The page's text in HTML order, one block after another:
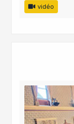
vidéo